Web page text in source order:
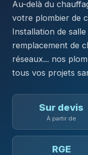
Au-delà du
votre plombier de
Installation de
remplacement de
réseaux... nos
tous vos projets
Sur devis
À partir de
RGE